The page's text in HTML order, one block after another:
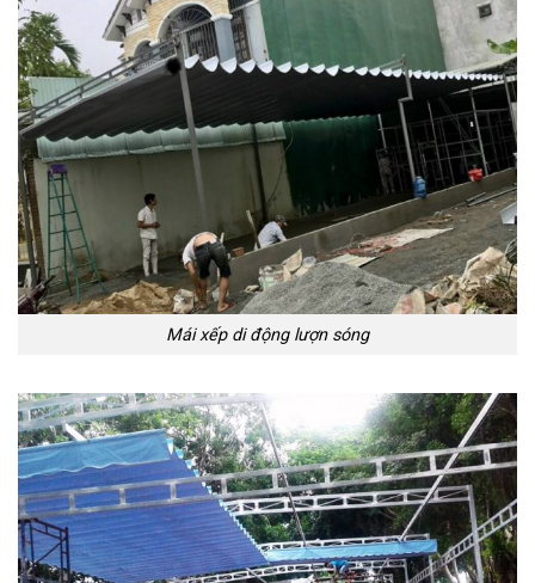
Mái xếp di động lượn sóng